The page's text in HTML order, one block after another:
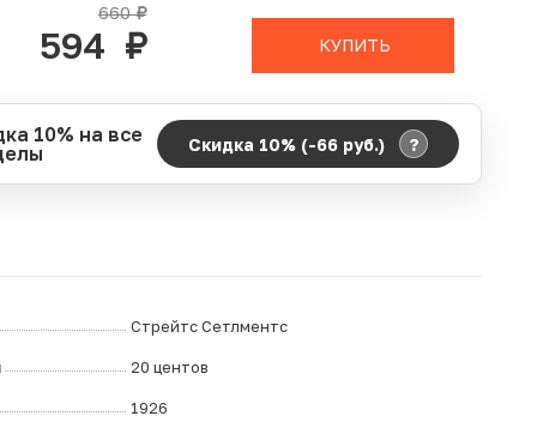
660руб.
594 руб. КУПИТЬ
10% на все
Скидка 10% (-66 руб.) ?
Стрейтс Сетлментс
20 центов
1926